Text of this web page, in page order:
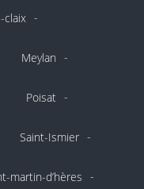
claix
Meylan
Poisat
Saint-Ismier
martin-d’hères